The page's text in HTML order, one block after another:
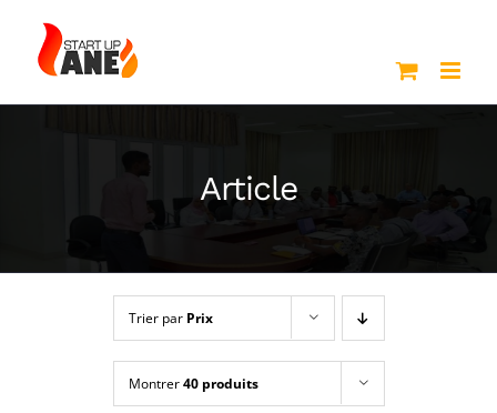
contenu
Article
Trier par Prix
Montrer40 produits